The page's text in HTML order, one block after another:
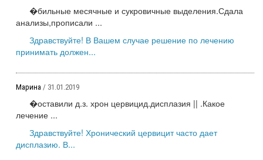
�бильные месячные и сукровичные выделения.Сдала
анализы,прописали ...
Здравствуйте! В Вашем случае решение по лечению
принимать должен...
Марина / 31.01.2019
�оставили д.з. хрон цервицид.дисплазия || .Какое
лечение ...
Здравствуйте! Хронический цервицит часто дает
дисплазию. В...